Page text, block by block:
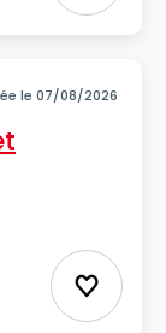
le 07/08/2026
Ajouter